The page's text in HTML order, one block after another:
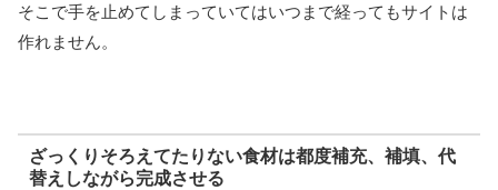
そこで手を止めてしまっていてはいつまで経ってもサイトは
作れません。
ざっくりそろえてたりない食材は都度補充、補填、代
替えしながら完成させる